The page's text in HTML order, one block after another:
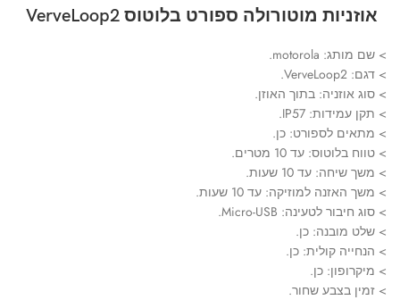
אוזניות מוטורולה ספורט בלוטוס VerveLoop2
> שם מותג: motorola.
> דגם: VerveLoop2.
> סוג אוזניה: בתוך האוזן.
> תקן עמידות: IP57.
> מתאים לספורט: כן.
> טווח בלוטוס: עד 10 מטרים.
> משך שיחה: עד 10 שעות.
> משך האזנה למוזיקה: עד 10 שעות.
> סוג חיבור לטעינה: Micro-USB.
> שלט מובנה: כן.
> הנחייה קולית: כן.
> מיקרופון: כן.
> זמין בצבע שחור.